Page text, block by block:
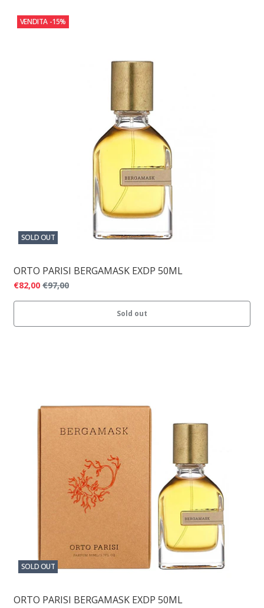
VENDITA -15%
SOLD OUT
ORTO PARISI BERGAMASK EXDP 50ML
€82,00 €97,00
Sold out
SOLD OUT
ORTO PARISI BERGAMASK EXDP 50ML